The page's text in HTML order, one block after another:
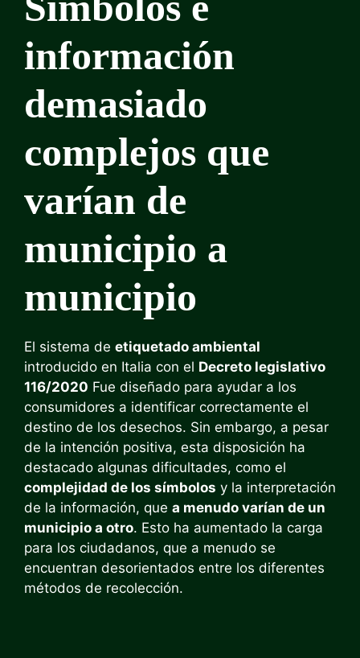
información
demasiado
complejos que
varían de
municipio a
municipio
El sistema de etiquetado ambiental
introducido en Italia con el Decreto legislativo
116/2020 Fue diseñado para ayudar a los
consumidores a identificar correctamente el
destino de los desechos. Sin embargo, a pesar
de la intención positiva, esta disposición ha
destacado algunas dificultades, como el
complejidad de los símbolos y la interpretación
de la información, que a menudo varían de un
municipio a otro. Esto ha aumentado la carga
para los ciudadanos, que a menudo se
encuentran desorientados entre los diferentes
métodos de recolección.